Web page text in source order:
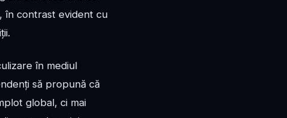
în contrast evident cu
în mediul
să propună că
global, ci mai